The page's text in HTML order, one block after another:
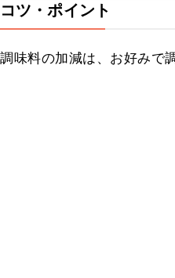
コツ・ポイント
調味料の加減は、お好みで